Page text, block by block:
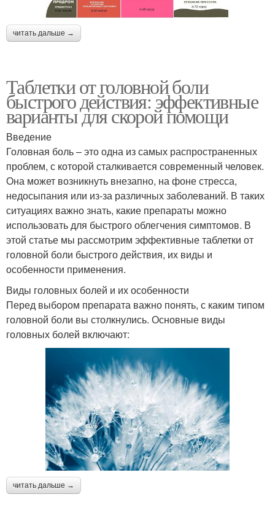
читать дальше →
Таблетки от головной боли
быстрого действия: эффективные
варианты для скорой помощи
Введение
Головная боль – это одна из самых распространенных
проблем, с которой сталкивается современный человек.
Она может возникнуть внезапно, на фоне стресса,
недосыпания или из-за различных заболеваний. В таких
ситуациях важно знать, какие препараты можно
использовать для быстрого облегчения симптомов. В
этой статье мы рассмотрим эффективные таблетки от
головной боли быстрого действия, их виды и
особенности применения.
Виды головных болей и их особенности
Перед выбором препарата важно понять, с каким типом
головной боли вы столкнулись. Основные виды
головных болей включают:
читать дальше →